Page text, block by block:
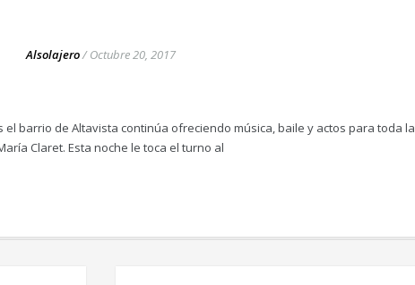
Alsolajero/Octubre 20, 2017
el barrio de Altavista continúa ofreciendo música, baile y actos para toda la
Claret. Esta noche le toca el turno al